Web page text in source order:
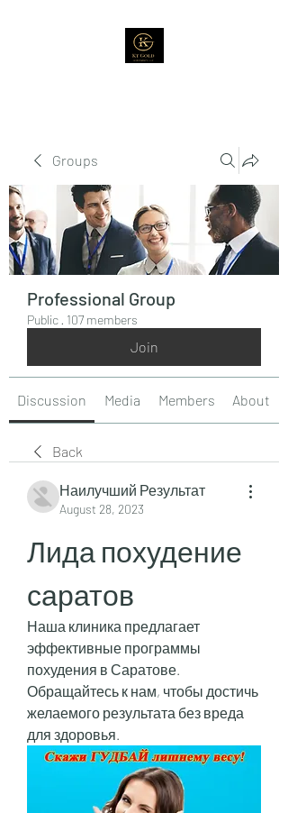
Groups
Professional Group
Public · 107 members
Join
Discussion Media Members About
Back
Наилучший Результат
August 28, 2023
Лида похудение
саратов
Наша клиника предлагает
эффективные программы
похудения в Саратове.
Обращайтесь к нам, чтобы достичь
желаемого результата без вреда
для здоровья.